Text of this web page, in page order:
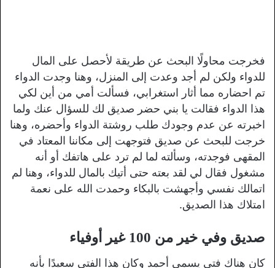
فخرجت محاولًا البحث عن طريقة لأحصل على المال
للدواء ولكن لم أجد وعدت إلى المنزل، وهنا وجدت الدواء
تم احضاره مما أثار استغرابي، فسألت أمي من أين لكي
هذا الدواء فقالت يا بني حضر صديق لك للسؤال عنك ولما
اخبرته عن عدم وجودك طلب روشتة الدواء وأحضره، وهنا
خرجت للبحث عن صديق فتوجهت إلى مكاننا المعتاد في
المقهى فوجدته، وسألته لما لم ترد على هاتفك أو أنه
مشغول فقال لي لقد بعته حتى أتيك بالمال للدواء، وهنا لم
اتمالك نفسي وأجهشت بالبكاء وحمدت الله على نعمة
امتلاك هذا الصديق.
صديق وفي خير من 100 غير أوفياء
كان هناك فتى يسمى أحمد وكان هذا الفتى سعيدًا بأنه